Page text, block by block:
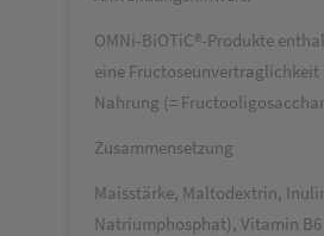
OMNi-BiOTiC®-Produkte
eine
Nahrung (=
Zusammensetzung
Maisstärke, Maltodextrin,
Natriumphosphat), Vitamin